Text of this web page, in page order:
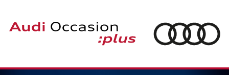
Aller
au
principal